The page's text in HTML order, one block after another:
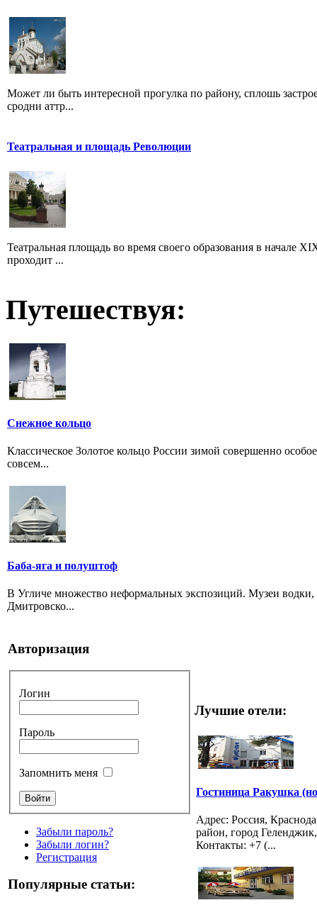
Может ли быть интересной прогулка по району, сплошь
сродни аттр...
Театральная и площадь Революции
Театральная площадь во время своего образования в начале
проходит ...
Путешествуя:
Снежное кольцо
Классическое Золотое кольцо России зимой совершенно
совсем...
Баба-яга и полуштоф
В Угличе множество неформальных экспозиций. Музеи
Дмитровско...
Авторизация
Логин
Пароль
Запомнить меня
Забыли пароль?
Забыли логин?
Регистрация
Популярные статьи:
Лучшие отели:
Гостиница Ракушка
Адрес: Россия,
район, город
Контакты: +7 (...